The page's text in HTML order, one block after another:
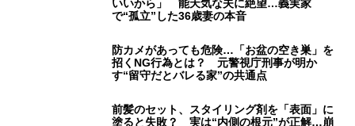
防カメがあっても危険…「お盆の空き巣」を
す“留守だとバレる家”の共通点
前髪のセット、スタイリング剤を「表面」に
れない整え方とは